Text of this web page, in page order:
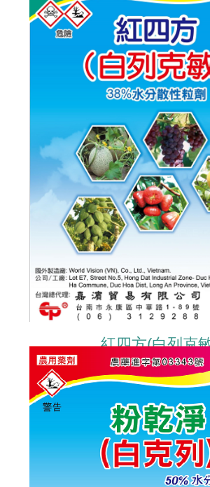
紅四方(白列克